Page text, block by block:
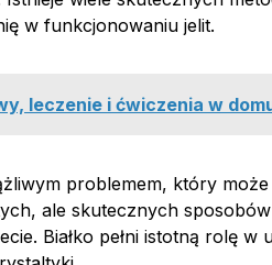
w funkcjonowaniu jelit.
leczenie i ćwiczenia w
problemem, który
ale skutecznych
Białko pełni istotną rolę